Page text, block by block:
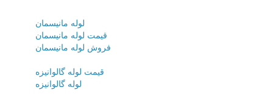
لوله مانیسمان
قیمت لوله مانیسمان
فروش لوله مانیسمان
قیمت لوله گالوانیزه
لوله گالوانیزه